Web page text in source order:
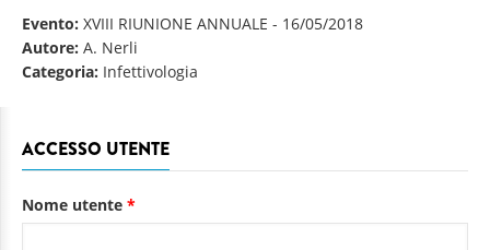
Evento: XVIII RIUNIONE ANNUALE - 16/05/2018
Autore: A. Nerli
Categoria: Infettivologia
ACCESSO UTENTE
Nome utente *